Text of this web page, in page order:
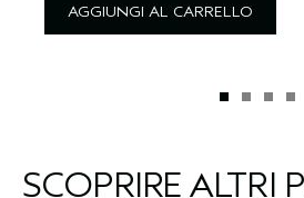
AGGIUNGI AL CARRELLO
SCOPRIRE ALTRI